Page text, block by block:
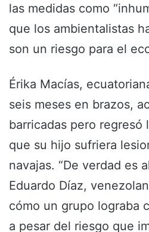
las medidas como
que los ambientalistas
son un riesgo para el
Érika Macías,
seis meses en brazos,
barricadas pero regresó
que su hijo sufriera
navajas. “De verdad es
Eduardo Díaz,
cómo un grupo lograba
a pesar del riesgo que